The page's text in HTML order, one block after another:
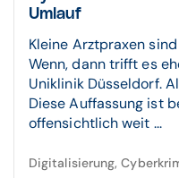
Umlauf
Kleine Arztpraxen
Wenn, dann trifft es
Uniklinik Düsseldorf.
Diese Auffassung ist
offensichtlich weit ...
Digitalisierung,